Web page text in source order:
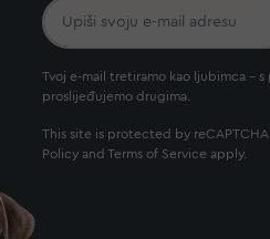
Tvoj e-mail tretiramo kao ljubimca - s
proslijeđujemo drugima.
This site is protected by
Policy and Terms of Service apply.